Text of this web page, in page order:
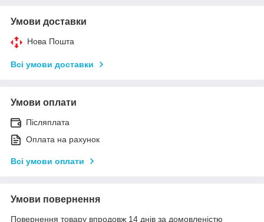
Умови доставки
Нова Пошта
Всі умови доставки
Умови оплати
Післяплата
Оплата на рахунок
Всі умови оплати
Умови повернення
Повернення товару впродовж 14 днів за домовленістю